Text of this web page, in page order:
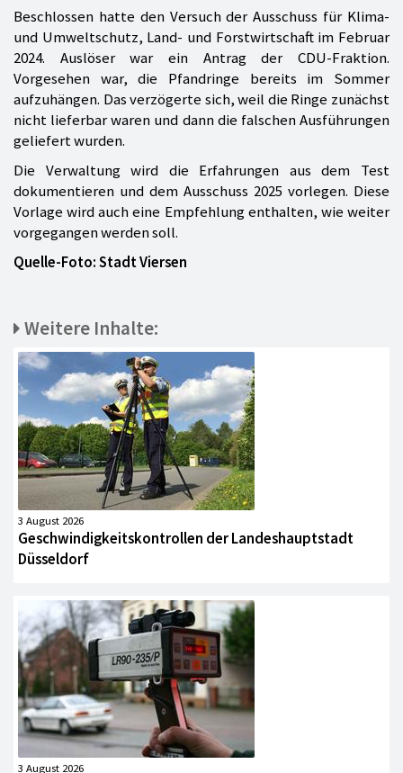
Beschlossen hatte den Versuch der Ausschuss für Klima-
und Umweltschutz, Land- und Forstwirtschaft im Februar
2024. Auslöser war ein Antrag der CDU-Fraktion.
Vorgesehen war, die Pfandringe bereits im Sommer
aufzuhängen. Das verzögerte sich, weil die Ringe zunächst
nicht lieferbar waren und dann die falschen Ausführungen
geliefert wurden.
Die Verwaltung wird die Erfahrungen aus dem Test
dokumentieren und dem Ausschuss 2025 vorlegen. Diese
Vorlage wird auch eine Empfehlung enthalten, wie weiter
vorgegangen werden soll.
Quelle-Foto: Stadt Viersen
Weitere Inhalte:
3 August 2026
Geschwindigkeitskontrollen der Landeshauptstadt
Düsseldorf
3 August 2026